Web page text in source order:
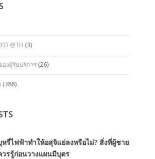
@TH (3)
งผู้รับบริการ (26)
(388)
หรี่ไฟฟ้าทำให้อสุจิแย่ลงหรือไม่? สิ่งที่ผู้ชาย
วรรู้ก่อนวางแผนมีบุตร